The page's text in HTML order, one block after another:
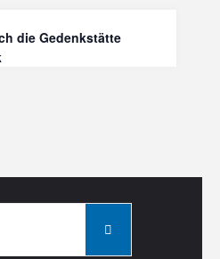
die Gedenkstätte
Search